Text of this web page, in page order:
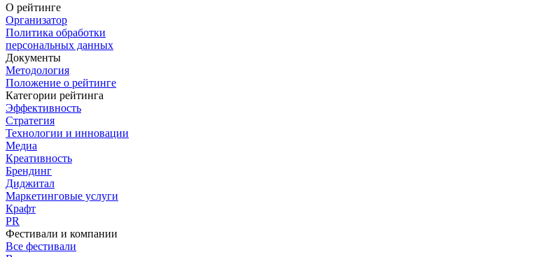
О рейтинге
Организатор
Политика обработки
персональных данных
Документы
Методология
Положение о рейтинге
Категории рейтинга
Эффективность
Стратегия
Технологии и инновации
Медиа
Креативность
Брендинг
Диджитал
Маркетинговые услуги
Крафт
PR
Фестивали и компании
Все фестивали